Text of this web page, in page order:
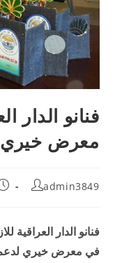
فنانو الدار
معرض خيري
admin3849
فنانو الدار العراقية
في معرض خيري